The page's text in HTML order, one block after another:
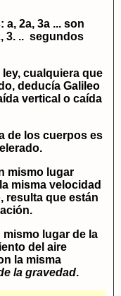
2a, 3a ... son
3. .. segundos
cualquiera que
deducía Galileo
vertical o caída
de los cuerpos es
mismo lugar
misma velocidad
resulta que están
lugar de la
del aire
la misma
la gravedad.